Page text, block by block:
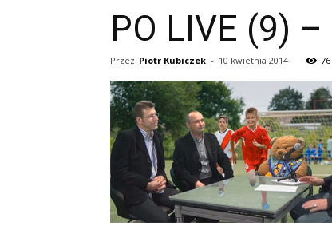
PO LIVE (9)
Przez Piotr Kubiczek - 10 kwietnia 2014 76